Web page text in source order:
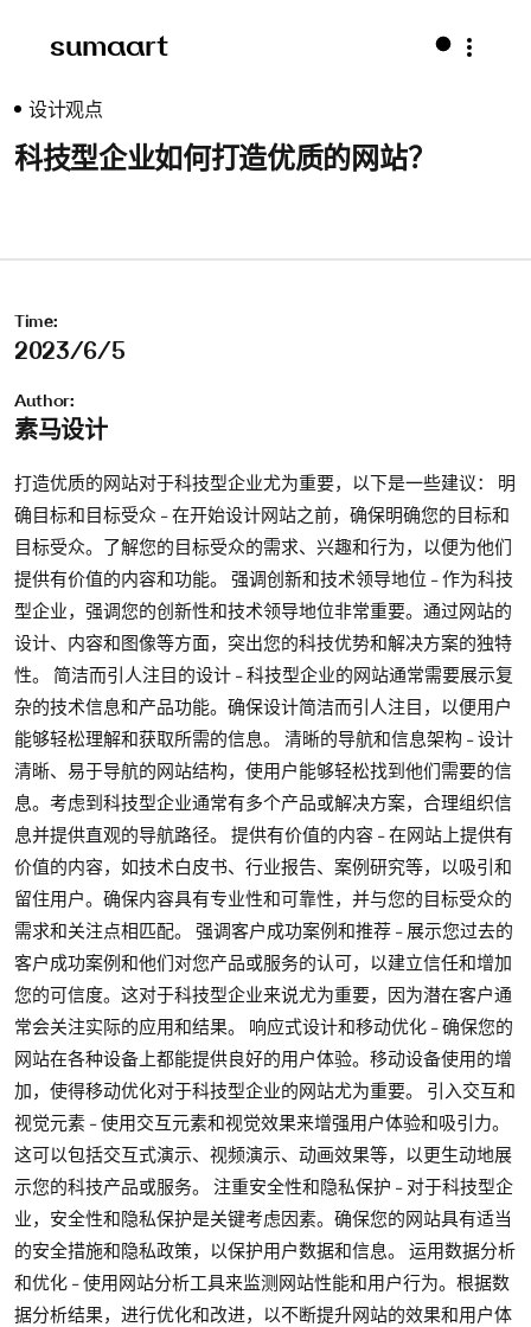
sumaart
设计观点
科技型企业如何打造优质的网站？
Time:
2023/6/5
Author:
素马设计
打造优质的网站对于科技型企业尤为重要，以下是一些建议： 明
确目标和目标受众 - 在开始设计网站之前，确保明确您的目标和
目标受众。了解您的目标受众的需求、兴趣和行为，以便为他们
提供有价值的内容和功能。 强调创新和技术领导地位 - 作为科技
型企业，强调您的创新性和技术领导地位非常重要。通过网站的
设计、内容和图像等方面，突出您的科技优势和解决方案的独特
性。 简洁而引人注目的设计 - 科技型企业的网站通常需要展示复
杂的技术信息和产品功能。确保设计简洁而引人注目，以便用户
能够轻松理解和获取所需的信息。 清晰的导航和信息架构 - 设计
清晰、易于导航的网站结构，使用户能够轻松找到他们需要的信
息。考虑到科技型企业通常有多个产品或解决方案，合理组织信
息并提供直观的导航路径。 提供有价值的内容 - 在网站上提供有
价值的内容，如技术白皮书、行业报告、案例研究等，以吸引和
留住用户。确保内容具有专业性和可靠性，并与您的目标受众的
需求和关注点相匹配。 强调客户成功案例和推荐 - 展示您过去的
客户成功案例和他们对您产品或服务的认可，以建立信任和增加
您的可信度。这对于科技型企业来说尤为重要，因为潜在客户通
常会关注实际的应用和结果。 响应式设计和移动优化 - 确保您的
网站在各种设备上都能提供良好的用户体验。移动设备使用的增
加，使得移动优化对于科技型企业的网站尤为重要。 引入交互和
视觉元素 - 使用交互元素和视觉效果来增强用户体验和吸引力。
这可以包括交互式演示、视频演示、动画效果等，以更生动地展
示您的科技产品或服务。 注重安全性和隐私保护 - 对于科技型企
业，安全性和隐私保护是关键考虑因素。确保您的网站具有适当
的安全措施和隐私政策，以保护用户数据和信息。 运用数据分析
和优化 - 使用网站分析工具来监测网站性能和用户行为。根据数
据分析结果，进行优化和改进，以不断提升网站的效果和用户体